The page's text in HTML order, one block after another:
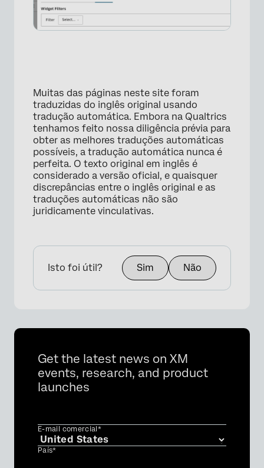
Muitas das páginas neste site foram
traduzidas do inglês original usando
tradução automática. Embora na Qualtrics
tenhamos feito nossa diligência prévia para
obter as melhores traduções automáticas
possíveis, a tradução automática nunca é
perfeita. O texto original em inglês é
considerado a versão oficial, e quaisquer
discrepâncias entre o inglês original e as
traduções automáticas não são
juridicamente vinculativas.
Isto foi útil? Sim Não
Get the latest news on XM
events, research, and product
launches
E-mail comercial*
País*